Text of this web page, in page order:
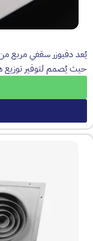
يُعد دفيوزر سقفي مربع من
حيث يُصمم لتوفير توزيع